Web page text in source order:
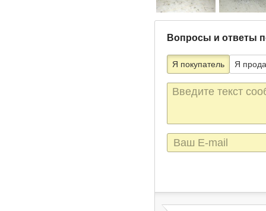
Вопросы и ответы
Я покупатель Я
Текст
сообщения
E-
mail